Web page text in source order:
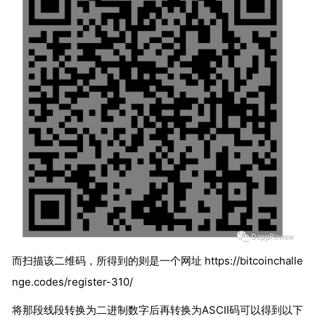
而扫描该二维码，所得到的则是一个网址 https://bitcoinchalle
nge.codes/register-310/
将那段线段转换为二进制数字后再转换为ASCII码可以得到以下